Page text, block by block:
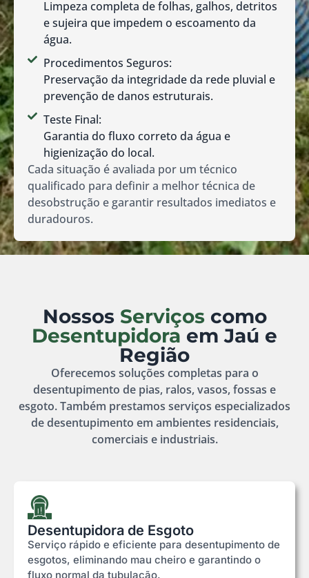
Limpeza completa de folhas, galhos, detritos
e sujeira que impedem o escoamento da
água.
Procedimentos Seguros:
Preservação da integridade da rede pluvial e
prevenção de danos estruturais.
Teste Final:
Garantia do fluxo correto da água e
higienização do local.
Cada situação é avaliada por um técnico
qualificado para definir a melhor técnica de
desobstrução e garantir resultados imediatos e
duradouros.
Nossos Serviços como
Desentupidora em Jaú e
Região
Oferecemos soluções completas para o
desentupimento de pias, ralos, vasos, fossas e
esgoto. Também prestamos serviços especializados
de desentupimento em ambientes residenciais,
comerciais e industriais.
Desentupidora de Esgoto
Serviço rápido e eficiente para desentupimento de
esgotos, eliminando mau cheiro e garantindo o
fluxo normal da tubulação.